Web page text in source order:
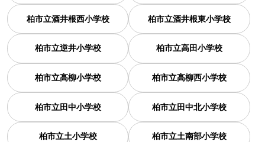
柏市立酒井根西小学校 柏市立酒井根東小学校
柏市立逆井小学校 柏市立高田小学校
柏市立高柳小学校 柏市立高柳西小学校
柏市立田中小学校 柏市立田中北小学校
柏市立土小学校 柏市立土南部小学校